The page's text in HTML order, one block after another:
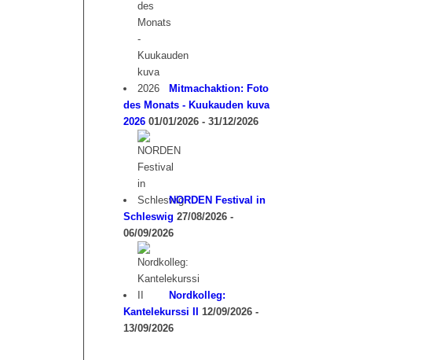
Mitmachaktion: Foto
des Monats - Kuukauden kuva
2026 01/01/2026 - 31/12/2026
NORDEN Festival in
Schleswig 27/08/2026 -
06/09/2026
Nordkolleg:
Kantelekurssi II
12/09/2026 -
13/09/2026